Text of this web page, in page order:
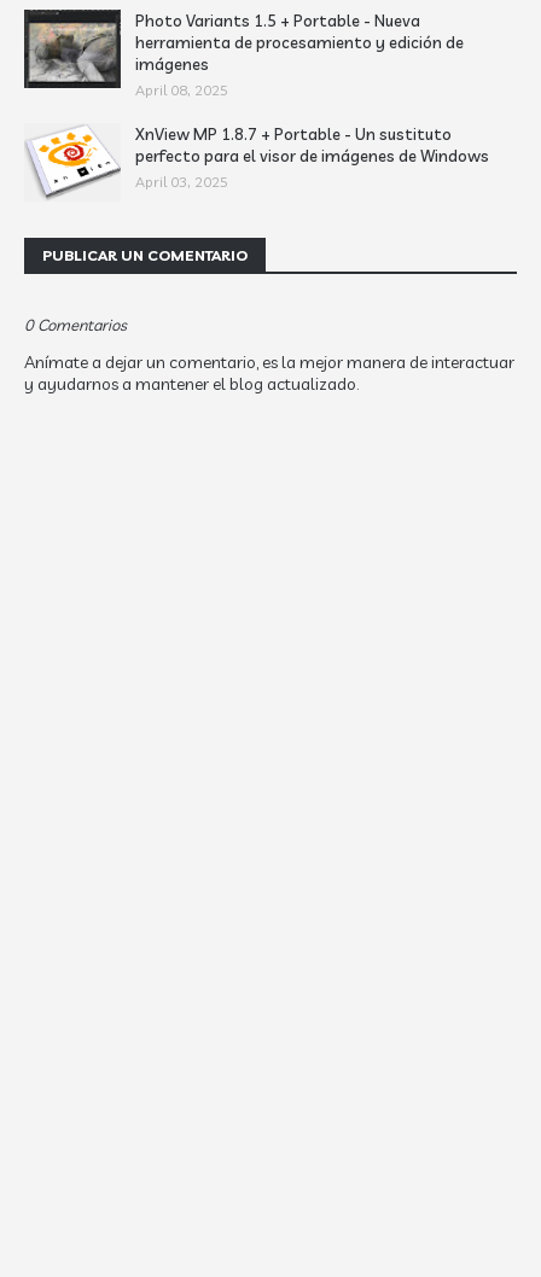
Photo Variants 1.5 + Portable - Nueva
herramienta de procesamiento y edición de
imágenes
April 08, 2025
XnView MP 1.8.7 + Portable - Un sustituto
perfecto para el visor de imágenes de Windows
April 03, 2025
PUBLICAR UN COMENTARIO
0 Comentarios
Anímate a dejar un comentario, es la mejor manera de interactuar
y ayudarnos a mantener el blog actualizado.